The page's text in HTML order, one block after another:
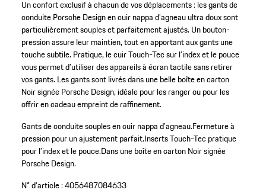
Un confort exclusif à chacun de vos déplacements : les gants de
conduite Porsche Design en cuir nappa d’agneau ultra doux sont
particulièrement souples et parfaitement ajustés. Un bouton-
pression assure leur maintien, tout en apportant aux gants une
touche subtile. Pratique, le cuir Touch-Tec sur l’index et le pouce
vous permet d’utiliser des appareils à écran tactile sans retirer
vos gants. Les gants sont livrés dans une belle boîte en carton
Noir signée Porsche Design, idéale pour les ranger ou pour les
offrir en cadeau empreint de raffinement.
Gants de conduite souples en cuir nappa d’agneau.Fermeture à
pression pour un ajustement parfait.Inserts Touch-Tec pratique
pour l’index et le pouce.Dans une boîte en carton Noir signée
Porsche Design.
N° d'article :4056487084633